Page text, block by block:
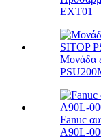
EXT01
Μονάδα
Fanuc
A90L-